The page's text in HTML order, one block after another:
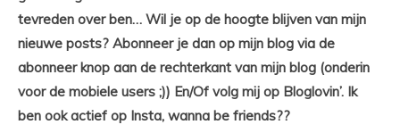
tevreden over ben… Wil je op de hoogte blijven van mijn
nieuwe posts? Abonneer je dan op mijn blog via de
abonneer knop aan de rechterkant van mijn blog (onderin
voor de mobiele users ;)) En/Of volg mij op Bloglovin’. Ik
ben ook actief op Insta, wanna be friends??